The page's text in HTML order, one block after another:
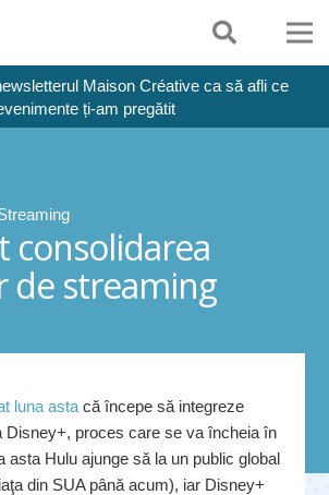
Maison Créative ca să afli ce
ți-am pregătit
consolidarea
de streaming
luna asta că începe să integreze
Disney+, proces care se va încheia în
asta Hulu ajunge să la un public global
din SUA până acum), iar Disney+